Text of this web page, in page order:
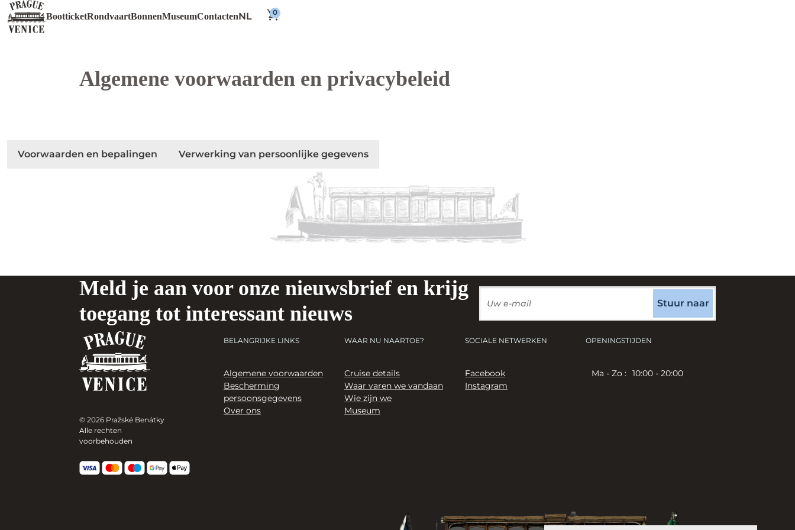
BootticketRondvaartBonnenMuseumContactenNL
Algemene voorwaarden en privacybeleid
Voorwaarden en bepalingen Verwerking van persoonlijke gegevens
Meld je aan voor onze nieuwsbrief en krijg
toegang tot interessant nieuws
Stuur naar
© 2026 Pražské Benátky
Alle rechten
voorbehouden
BELANGRIJKE LINKS
Algemene voorwaarden
Bescherming
persoonsgegevens
Over ons
WAAR NU NAARTOE?
Cruise details
Waar varen we vandaan
Wie zijn we
Museum
SOCIALE NETWERKEN
Facebook
Instagram
OPENINGSTIJDEN
Ma - Zo : 10:00 - 20:00